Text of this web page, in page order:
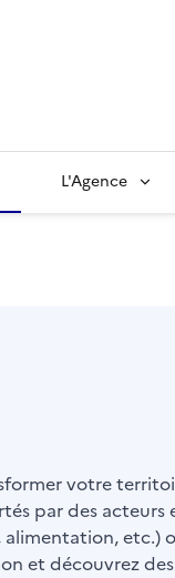
L'Agence
votre
par des
et découvrez